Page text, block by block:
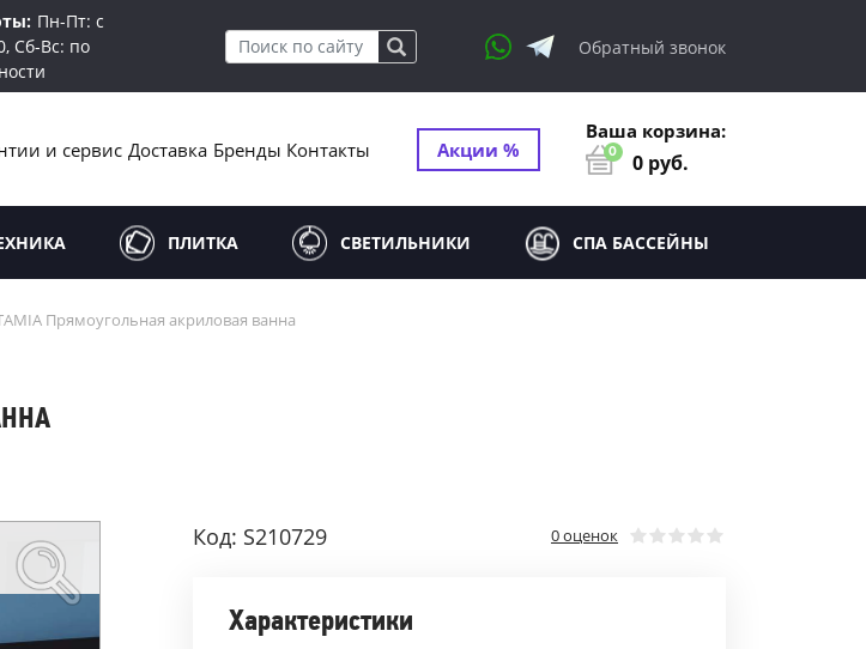
Пн-Пт: с
Сб-Вс: по
Обратный звонок
и сервис Доставка Бренды Контакты Акции %
Ваша корзина:
0 0 руб.
ПЛИТКА СВЕТИЛЬНИКИ СПА БАССЕЙНЫ
Прямоугольная акриловая ванна
Код: S210729 0 оценок
Характеристики